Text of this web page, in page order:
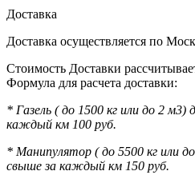
Доставка
Доставка осуществляется по
Стоимость Доставки
Формула для расчета доставки:
* Газель ( до 1500 кг или до 2 м3)
каждый км 100 руб.
* Манипулятор ( до 5500 кг или
свыше за каждый км 150 руб.